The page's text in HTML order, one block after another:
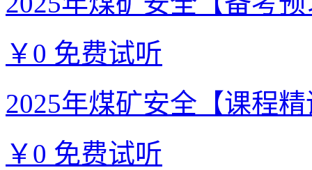
￥0 免费试听
2025年煤矿安全【课程
￥0 免费试听